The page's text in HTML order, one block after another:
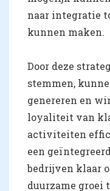
naar integratie
kunnen maken.
Door deze
stemmen,
genereren en
loyaliteit van
activiteiten
een
bedrijven klaar
duurzame groei